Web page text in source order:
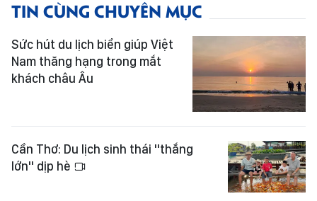
TIN CÙNG CHUYÊN MỤC
Sức hút du lịch biển giúp Việt
Nam thăng hạng trong mắt
khách châu Âu
Cần Thơ: Du lịch sinh thái "thắng
lớn" dịp hè